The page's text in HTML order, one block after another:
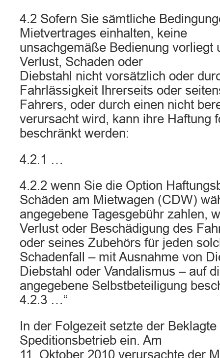
4.2 Sofern Sie sämtliche
Mietvertrages einhalten, keine
unsachgemäße Bedienung vorliegt
Verlust, Schaden oder
Diebstahl nicht vorsätzlich oder
Fahrlässigkeit Ihrerseits oder
Fahrers, oder durch einen nicht
verursacht wird, kann ihre Haftung
beschränkt werden:
4.2.1 …
4.2.2 wenn Sie die Option
Schäden am Mietwagen (CDW)
angegebene Tagesgebühr zahlen,
Verlust oder Beschädigung des
oder seines Zubehörs für jeden
Schadenfall – mit Ausnahme von
Diebstahl oder Vandalismus – auf
angegebene Selbstbeteiligung
4.2.3 …“
In der Folgezeit setzte der
Speditionsbetrieb ein. Am
11. Oktober 2010 verursachte der